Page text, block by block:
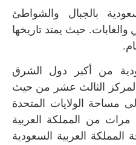
بالجبال والشواطئ
حيث يمتد تاريخها
من أكبر دول الشرق
الثالث عشر من حيث
مساحة الولايات المتحدة
مرات من المملكة العربية
المملكة العربية السعودية